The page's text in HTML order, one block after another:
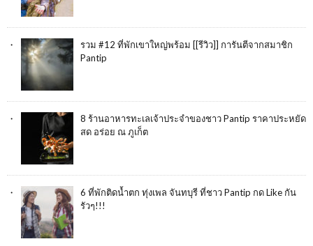
รวม #12 ที่พักเขาใหญ่พร้อม [[รีวิว]] การันตีจากสมาชิก
Pantip
8 ร้านอาหารทะเลเจ้าประจำของชาว Pantip ราคาประหยัด
สด อร่อย ณ ภูเก็ต
6 ที่พักติดน้ำตก ทุ่งเพล จันทบุรี ที่ชาว Pantip กด Like กัน
รัวๆ!!!